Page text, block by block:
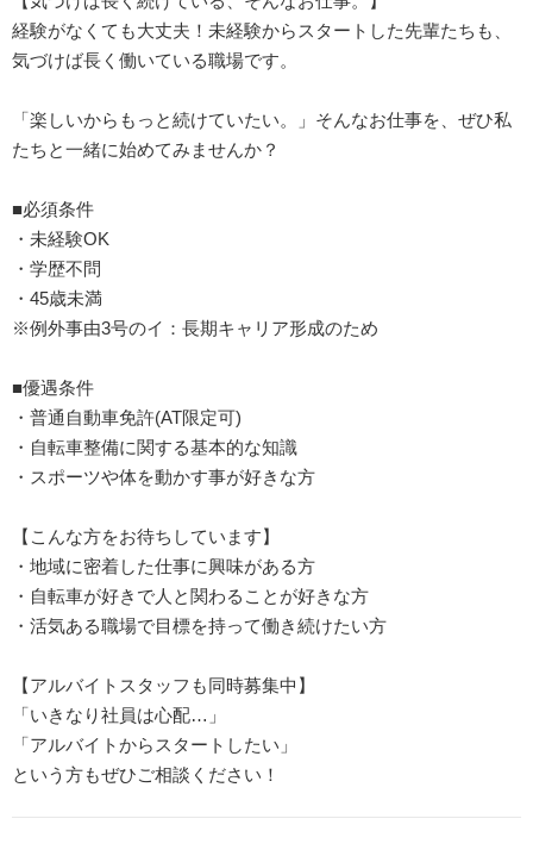
経験がなくても大丈夫！未経験からスタートした先輩たちも、
気づけば長く働いている職場です。
「楽しいからもっと続けていたい。」そんなお仕事を、ぜひ私
たちと一緒に始めてみませんか？
■必須条件
・未経験OK
・学歴不問
・45歳未満
※例外事由3号のイ：長期キャリア形成のため
■優遇条件
・普通自動車免許(AT限定可)
・自転車整備に関する基本的な知識
・スポーツや体を動かす事が好きな方
【こんな方をお待ちしています】
・地域に密着した仕事に興味がある方
・自転車が好きで人と関わることが好きな方
・活気ある職場で目標を持って働き続けたい方
【アルバイトスタッフも同時募集中】
「いきなり社員は心配…」
「アルバイトからスタートしたい」
という方もぜひご相談ください！